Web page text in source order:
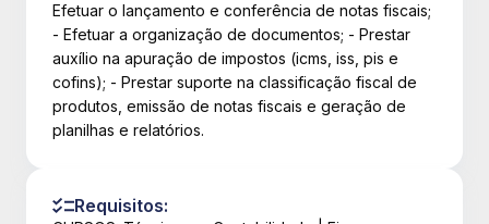
Efetuar o lançamento e conferência de notas fiscais;
- Efetuar a organização de documentos; - Prestar
auxílio na apuração de impostos (icms, iss, pis e
cofins); - Prestar suporte na classificação fiscal de
produtos, emissão de notas fiscais e geração de
planilhas e relatórios.
Requisitos: